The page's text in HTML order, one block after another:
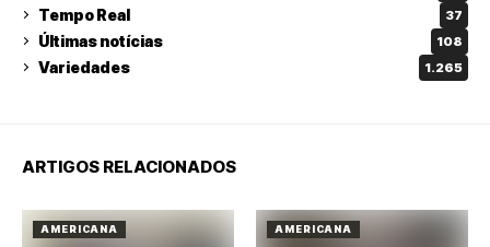
Tempo Real 37
Últimas notícias 108
Variedades 1.265
ARTIGOS RELACIONADOS
AMERICANA AMERICANA